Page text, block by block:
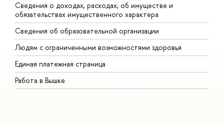
Сведения о доходах, расходах, об имуществе и
обязательствах имущественного характера
Сведения об образовательной организации
Людям с ограниченными возможностями здоровья
Единая платежная страница
Работа в Вышке